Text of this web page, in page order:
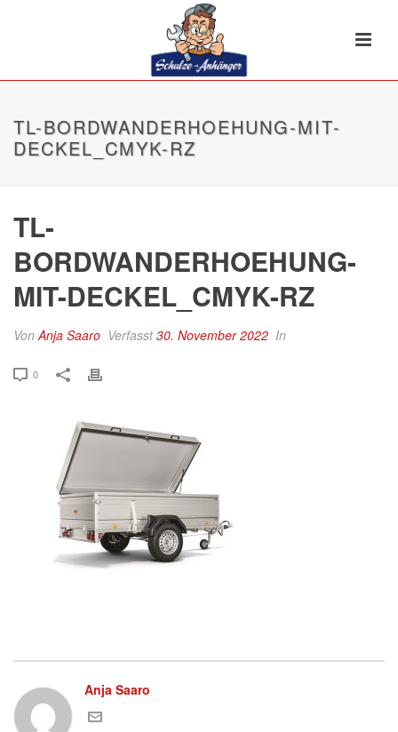
TL-BORDWANDERHOEHUNG-MIT-
DECKEL_CMYK-RZ
TL-
BORDWANDERHOEHUNG-
MIT-DECKEL_CMYK-RZ
VonAnja Saaro Verfasst30. November 2022 In
0
Anja Saaro